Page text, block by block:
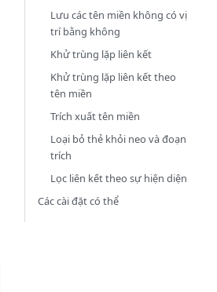
Lưu các tên miền không có vị
trí bằng không
Khử trùng lặp liên kết
Khử trùng lặp liên kết theo
tên miền
Trích xuất tên miền
Loại bỏ thẻ khỏi neo và đoạn
trích
Lọc liên kết theo sự hiện diện
Các cài đặt có thể